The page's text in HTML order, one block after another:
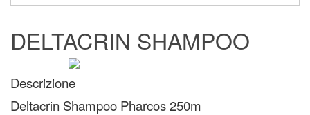
DELTACRIN SHAMPOO
Descrizione
Deltacrin Shampoo Pharcos 250m